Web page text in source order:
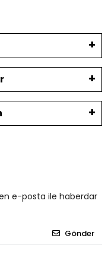
e-posta ile haberdar
Gönder